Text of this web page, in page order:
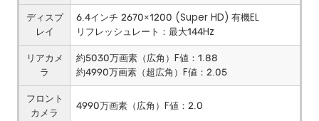
ディスプ
レイ
6.4インチ 2670×1200 (Super HD) 有機EL
リフレッシュレート：最大144Hz
リアカメ
ラ
約5030万画素（広角）F値：1.88
約4990万画素（超広角）F値：2.05
フロント
カメラ
4990万画素（広角）F値：2.0